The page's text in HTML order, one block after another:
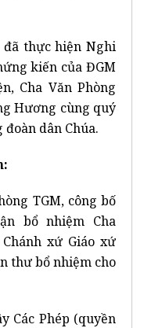
đã thực hiện Nghi
kiến của ĐGM
Cha Văn Phòng
Hương cùng quý
đoàn dân Chúa.
TGM, công bố
bổ nhiệm Cha
xứ Giáo xứ
thư bổ nhiệm cho
Các Phép (quyền